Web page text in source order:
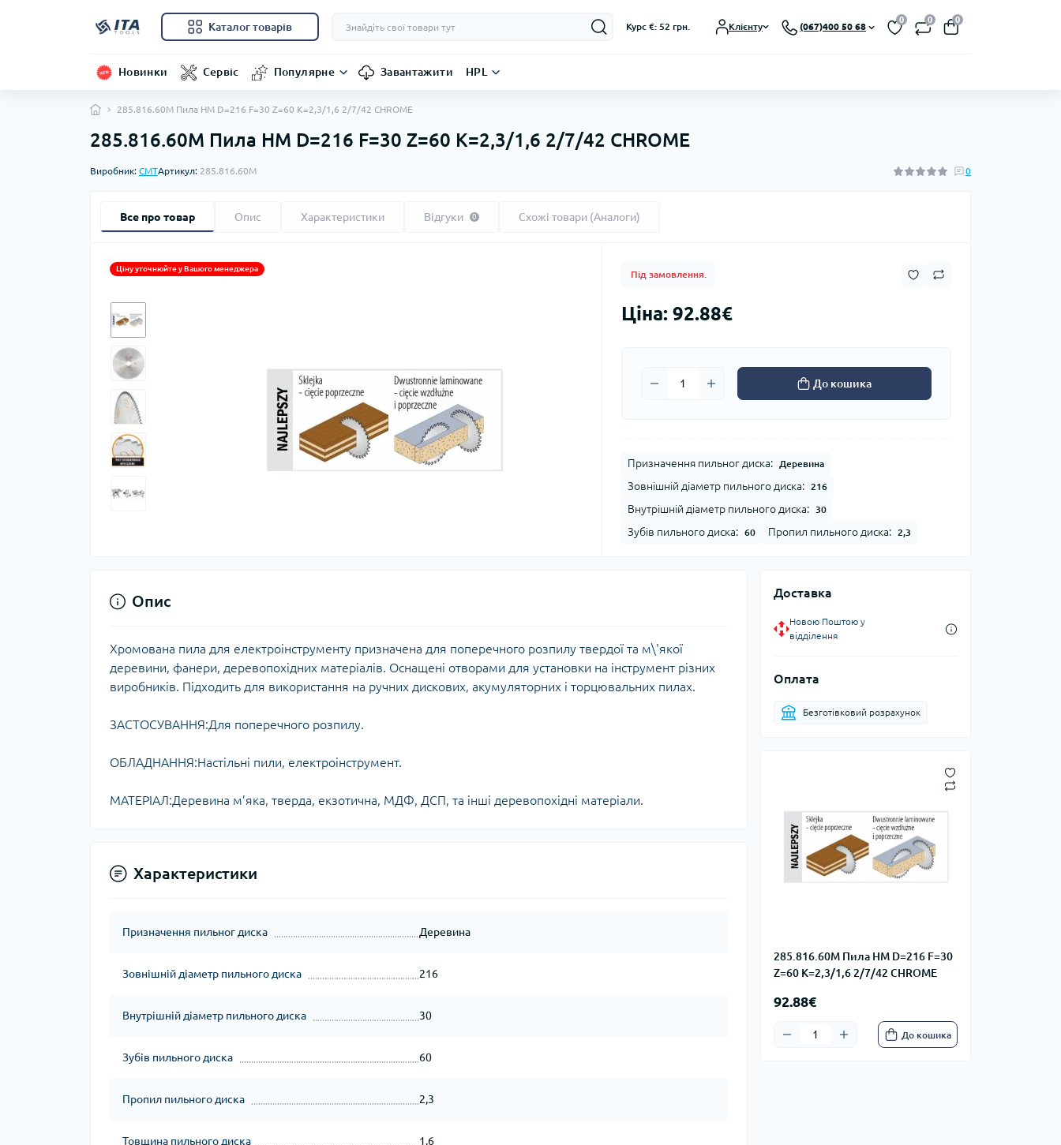
Каталог товарів Курс €: 52 грн. Клієнту (067)400 50 68
0 0 0
Новинки Сервіс Популярне Завантажити HPL
285.816.60M Пила HM D=216 F=30 Z=60 K=2,3/1,6 2/7/42 CHROME
285.816.60M Пила HM D=216 F=30 Z=60 K=2,3/1,6 2/7/42 CHROME
Виробник: CMTАртикул: 285.816.60M 0
Все про товар Опис Характеристики Відгуки 0 Схожі товари (Аналоги)
Ціну уточнюйте у Вашого менеджера
Під замовлення.
Ціна: 92.88€
До кошика
Призначення пильног диска: Деревина
Зовнішній діаметр пильного диска: 216
Внутрішній діаметр пильного диска: 30
Зубів пильного диска: 60 Пропил пильного диска: 2,3
Доставка
Новою Поштою у
відділення
Оплата
Безготівковий розрахунок
285.816.60M Пила HM D=216 F=30
Z=60 K=2,3/1,6 2/7/42 CHROME
92.88€
До кошика
Опис
Хромована пила для електроінструменту призначена для поперечного розпилу твердої та м\'якої
деревини, фанери, деревопохідних матеріалів. Оснащені отворами для установки на інструмент різних
виробників. Підходить для використання на ручних дискових, акумуляторних і торцювальних пилах.
ЗАСТОСУВАННЯ:Для поперечного розпилу.
ОБЛАДНАННЯ:Настільні пили, електроінструмент.
МАТЕРІАЛ:Деревина м’яка, тверда, екзотична, МДФ, ДСП, та інші деревопохідні матеріали.
Характеристики
Призначення пильног диска Деревина
Зовнішній діаметр пильного диска 216
Внутрішній діаметр пильного диска 30
Зубів пильного диска 60
Пропил пильного диска 2,3
Товщина пильного диска 1,6